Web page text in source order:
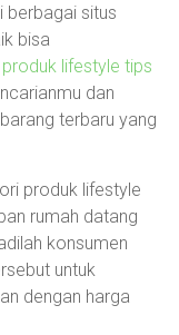
berbagai situs
bisa
produk lifestyle tips
dan
terbaru yang
produk lifestyle
rumah datang
konsumen
untuk
dengan harga